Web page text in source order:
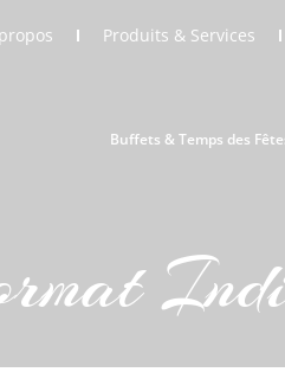
Produits & Services
Buffets & Temps des